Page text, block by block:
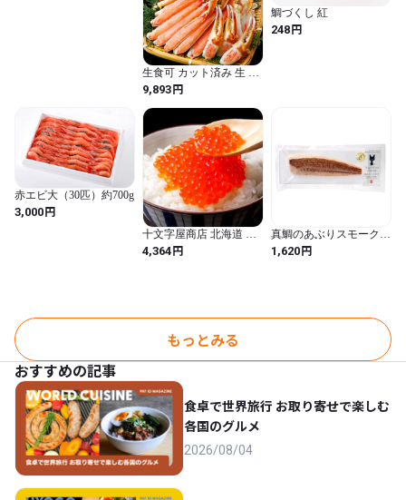
生食可 カット済み 生 ズ
ワイガニ 700g セット (総
重量1kg) 殻半分 カット
ずわい蟹 カニ マガダン
産 特大 ハーフ ポーショ
ン 冷凍 カニ鍋 カニ刺し
ギフト プレゼント
9,893円
鯛づくし 紅
248円
赤エビ大（30匹）約700g
3,000円
十文字屋商店 北海道 加
工 天然紅鮭 イクラ 醤油
漬け 250g 訳あり 小粒 い
4,364円
真鯛のあぶりスモーク
（130〜150g）
1,620円
もっとみる
おすすめの記事
食卓で世界旅行 お取り寄せで楽しむ
各国のグルメ
2026/08/04